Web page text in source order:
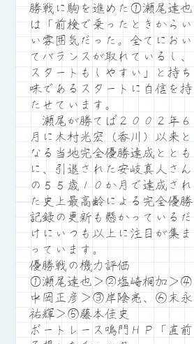
勝戦に駒を進めた①瀬尾達也
は「前検で乗ったときからい
い雰囲気だった。全てにおい
てバランスが取れているし、
スタートもしやすい」と持ち
味であるスタートに自信を持
たせています。
瀬尾が勝てば２００２年６
月に木村光宏（香川）以来と
なる当地完全優勝達成ととも
に、引退された安岐真人さん
の５５歳１０か月で達成され
た史上最高齢による完全優勝
記録の更新も懸かっているだ
けにいつも以上に注目が集ま
っています。
優勝戦の機力評価
①瀬尾達也＞②塩崎桐加＞④
中岡正彦＞③岸陰亮、⑥末永
祐輝＞⑤藤本佳史
ボートレース鳴門ＨＰ「直前